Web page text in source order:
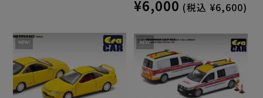
¥6,000 (税込 ¥6,600)